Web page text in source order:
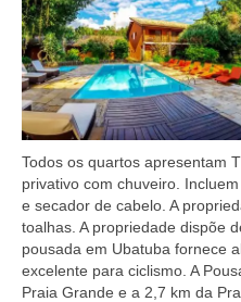
Todos os quartos apresentam
privativo com chuveiro.
e secador de cabelo. A
toalhas. A propriedade dispõe
pousada em Ubatuba fornece
excelente para ciclismo. A
Praia Grande e a 2,7 km da